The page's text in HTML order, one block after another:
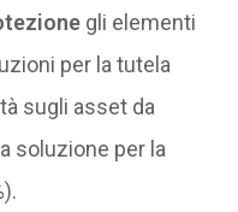
gli elementi
per la tutela
sugli asset da
soluzione per la